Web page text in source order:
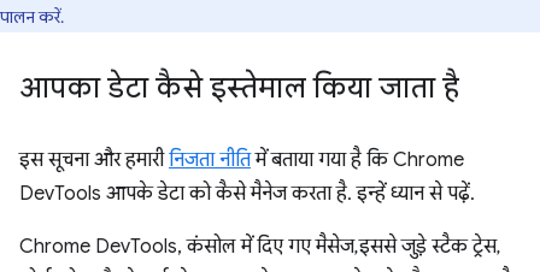
पालन करें.
आपका डेटा कैसे इस्तेमाल किया जाता है
इस सूचना और हमारीनिजता नीतिमें बताया गया है कि Chrome
DevTools आपके डेटा को कैसे मैनेज करता है. इन्हें ध्यान से पढ़ें.
Chrome DevTools, कंसोल में दिए गए मैसेज, इससे जुड़े स्टैक ट्रेस,